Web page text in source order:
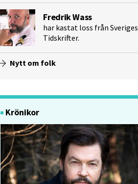
Fredrik Wass
har kastat loss från Sveriges
Tidskrifter.
Nytt om folk
Krönikor